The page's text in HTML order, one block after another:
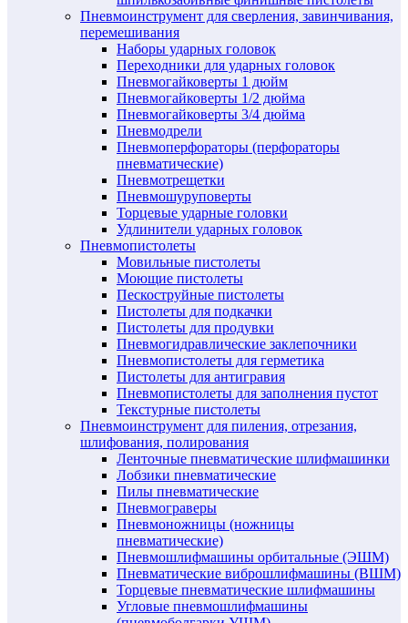
Пневмоинструмент для сверления, завинчивания,
перемешивания
Наборы ударных головок
Переходники для ударных головок
Пневмогайковерты 1 дюйм
Пневмогайковерты 1/2 дюйма
Пневмогайковерты 3/4 дюйма
Пневмодрели
Пневмоперфораторы (перфораторы
пневматические)
Пневмотрещетки
Пневмошуруповерты
Торцевые ударные головки
Удлинители ударных головок
Пневмопистолеты
Мовильные пистолеты
Моющие пистолеты
Пескоструйные пистолеты
Пистолеты для подкачки
Пистолеты для продувки
Пневмогидравлические заклепочники
Пневмопистолеты для герметика
Пистолеты для антигравия
Пневмопистолеты для заполнения пустот
Текстурные пистолеты
Пневмоинструмент для пиления, отрезания,
шлифования, полирования
Ленточные пневматические шлифмашинки
Лобзики пневматические
Пилы пневматические
Пневмограверы
Пневмоножницы (ножницы
пневматические)
Пневмошлифмашины орбитальные (ЭШМ)
Пневматические виброшлифмашины (ВШМ)
Торцевые пневматические шлифмашины
Угловые пневмошлифмашины